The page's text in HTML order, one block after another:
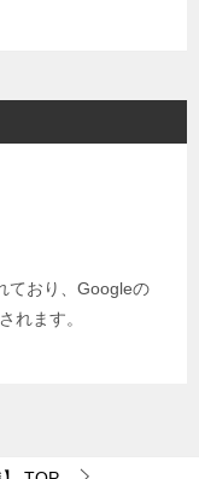
ており、Googleの
れます。